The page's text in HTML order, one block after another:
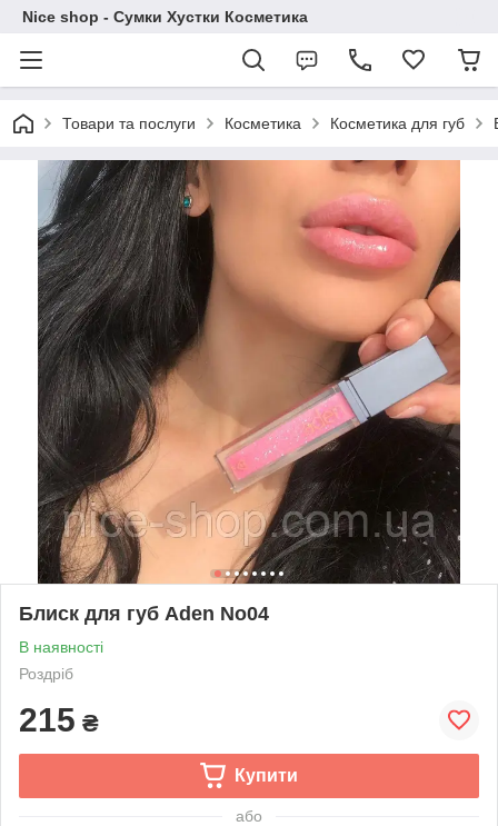
Nice shop - Сумки Хустки Косметика
Товари та послуги Косметика Косметика для губ
Блиск для губ Aden No04
В наявності
Роздріб
215 ₴
Купити
або